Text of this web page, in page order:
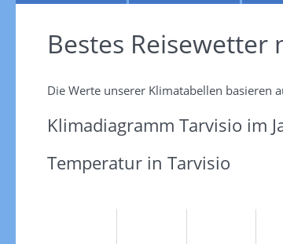
Bestes
Die Werte unserer Klimatabellen basieren
Klimadiagramm Tarvisio im
Temperatur in Tarvisio